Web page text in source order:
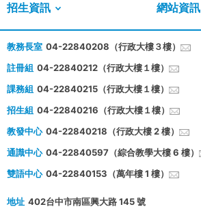
招生資訊 網站資訊
教務長室 04-22840208（行政大樓３樓）
註冊組 04-22840212（行政大樓１樓）
課務組 04-22840215（行政大樓１樓）
招生組 04-22840216（行政大樓１樓）
教發中心 04-22840218（行政大樓 2 樓）
通識中心 04-22840597（綜合教學大樓 6 樓）
雙語中心 04-22840153（萬年樓 1 樓）
地址 402台中市南區興大路 145 號